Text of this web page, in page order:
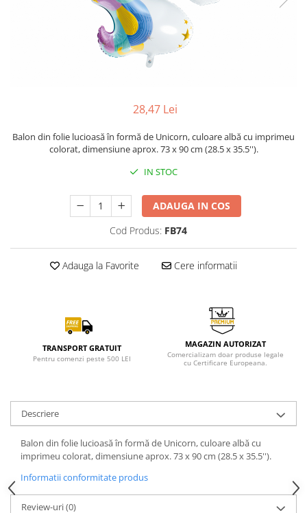
28,47 Lei
Balon din folie lucioasă în formă de Unicorn, culoare albă cu imprimeu
colorat, dimensiune aprox. 73 x 90 cm (28.5 x 35.5'').
IN STOC
ADAUGA IN COS
Cod Produs: FB74
Adauga la Favorite Cere informatii
TRANSPORT GRATUIT
Pentru comenzi peste 500 LEI
MAGAZIN AUTORIZAT
Comercializam doar produse legale
cu Certificare Europeana.
Descriere
Balon din folie lucioasă în formă de Unicorn, culoare albă cu
imprimeu colorat, dimensiune aprox. 73 x 90 cm (28.5 x 35.5'').
Informatii conformitate produs
Review-uri(0)